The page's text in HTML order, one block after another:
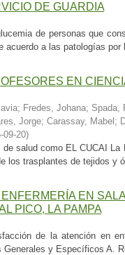
DE GUARDIA
de personas que
acuerdo a las patologías
EN
; Fredes, Johana; Spada,
Jorge; Carassay, Mabel ;
09-20)
salud como EL CUCAI
los trasplantes de tejidos y
EN
PICO, LA PAMPA
de la atención en
y Específicos A.